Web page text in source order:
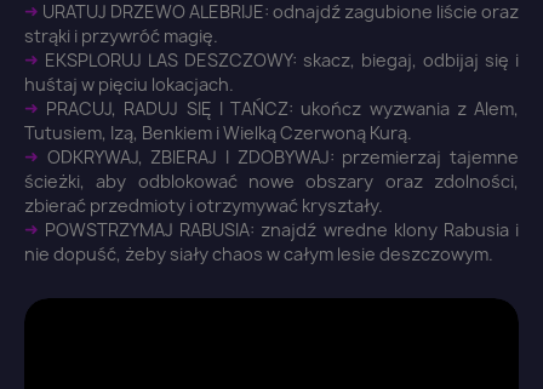
➜ URATUJ DRZEWO ALEBRIJE: odnajdź zagubione liście oraz
strąki i przywróć magię.
➜ EKSPLORUJ LAS DESZCZOWY: skacz, biegaj, odbijaj się i
huśtaj w pięciu lokacjach.
➜ PRACUJ, RADUJ SIĘ I TAŃCZ: ukończ wyzwania z Alem,
Tutusiem, Izą, Benkiem i Wielką Czerwoną Kurą.
➜ ODKRYWAJ, ZBIERAJ I ZDOBYWAJ: przemierzaj tajemne
ścieżki, aby odblokować nowe obszary oraz zdolności,
zbierać przedmioty i otrzymywać kryształy.
➜ POWSTRZYMAJ RABUSIA: znajdź wredne klony Rabusia i
nie dopuść, żeby siały chaos w całym lesie deszczowym.
Zaloguj się ×